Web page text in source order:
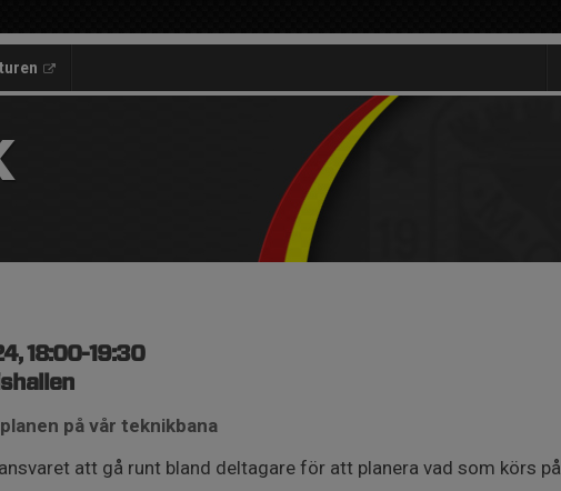
18:00-19:30
på vår teknikbana
att gå runt bland deltagare för att planera vad som körs på